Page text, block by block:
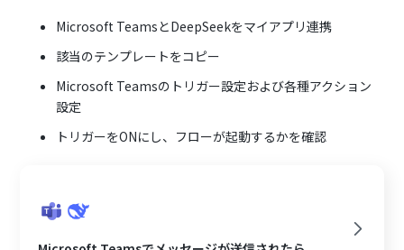
Microsoft TeamsとDeepSeekをマイアプリ連携
該当のテンプレートをコピー
Microsoft Teamsのトリガー設定および各種アクション
設定
トリガーをONにし、フローが起動するかを確認